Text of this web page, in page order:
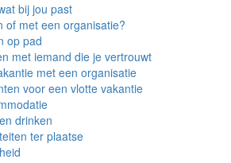
bij jou past
of met een organisatie?
op pad
met iemand die je vertrouwt
met een organisatie
voor een vlotte vakantie
drinken
ter plaatse